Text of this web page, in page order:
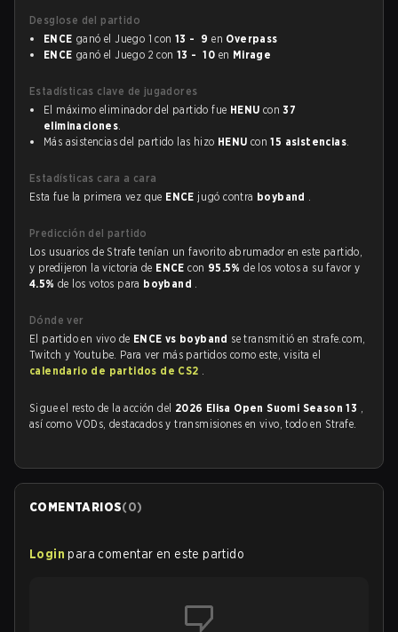
Desglose del partido
ENCE ganó el Juego 1 con13 - 9 en Overpass
ENCE ganó el Juego 2 con13 - 10 en Mirage
Estadísticas clave de jugadores
El máximo eliminador del partido fue HENU con37
eliminaciones.
Más asistencias del partido las hizo HENU con15 asistencias.
Estadísticas cara a cara
Esta fue la primera vez que ENCE jugó contra boyband .
Predicción del partido
Los usuarios de Strafe tenían un favorito abrumador en este partido,
y predijeron la victoria de ENCEcon 95.5%de los votos a su favor y
4.5% de los votos para boyband .
Dónde ver
El partido en vivo de ENCE vs boyband se transmitió en strafe.com,
Twitch y Youtube. Para ver más partidos como este, visita el
calendario de partidos de CS2 .
Sigue el resto de la acción del 2026 Elisa Open Suomi Season 13 ,
así como VODs, destacados y transmisiones en vivo, todo en Strafe.
COMENTARIOS(0)
Login para comentar en este partido